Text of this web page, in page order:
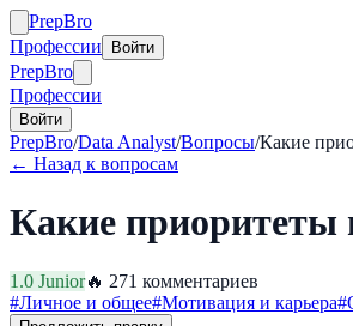
PrepBro
Профессии
Войти
PrepBro
Профессии
Войти
PrepBro/Data Analyst/Вопросы/Какие
← Назад к вопросам
Какие приоритеты
1.0 Junior🔥 271 комментариев
#Личное и общее#Мотивация и карьера#